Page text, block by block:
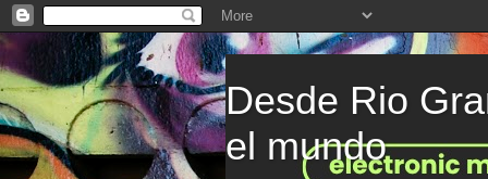
Desde Rio
el mundo